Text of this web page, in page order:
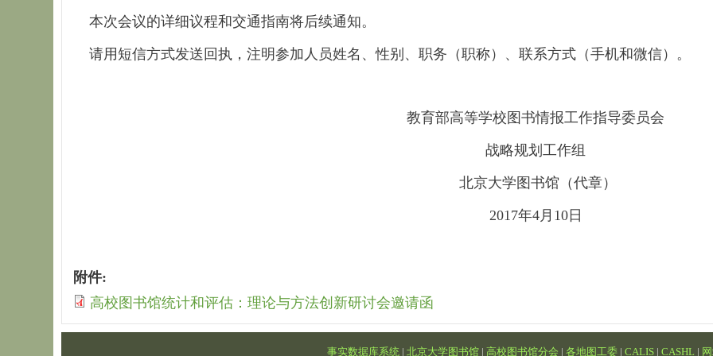
本次会议的详细议程和交通指南将后续通知。
请用短信方式发送回执，注明参加人员姓名、性别、职务（职称）、联系方式（手机和微信）。
教育部高等学校图书情报工作指导委员会
战略规划工作组
北京大学图书馆（代章）
2017年4月10日
附件:
高校图书馆统计和评估：理论与方法创新研讨会邀请函
事实数据库系统 | 北京大学图书馆| 高校图书馆分会 | 各地图工委| CALIS| CASHL |